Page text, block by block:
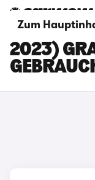
Zum
OPEL
2023)